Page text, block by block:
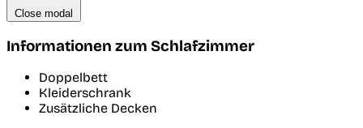
Close modal
Informationen zum Schlafzimmer
Doppelbett
Kleiderschrank
Zusätzliche Decken